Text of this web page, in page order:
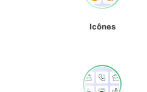
Icônes